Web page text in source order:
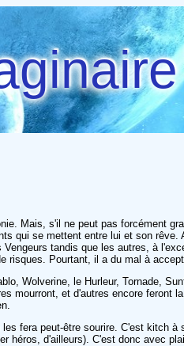
Mais, s'il ne peut pas forcément
se mettent entre lui et son
tandis que les autres, à
Pourtant, il a du mal à
Wolverine, le Hurleur, Tornade,
mourront, et d'autres encore feront
fera peut-être sourire. C'est kitch
d'ailleurs). C'est donc avec